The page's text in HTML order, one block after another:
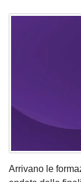
Arrivano le